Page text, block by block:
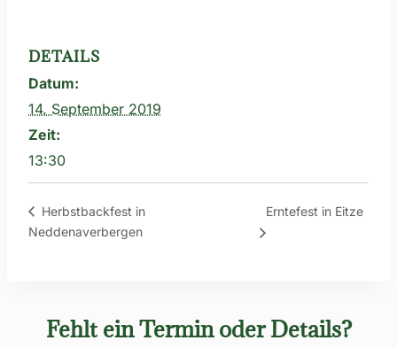
DETAILS
Datum:
14. September 2019
Zeit:
13:30
Herbstbackfest in
Neddenaverbergen
Erntefest in Eitze
Fehlt ein Termin oder Details?